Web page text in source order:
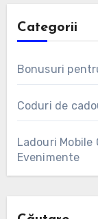
Categorii
Bonusuri
Coduri de
Ladouri
Evenimente